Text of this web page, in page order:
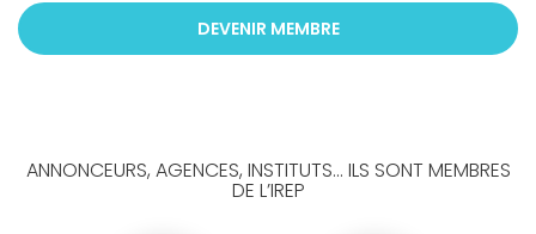
DEVENIR MEMBRE
ANNONCEURS, AGENCES, INSTITUTS... ILS SONT MEMBRES
DE L’IREP